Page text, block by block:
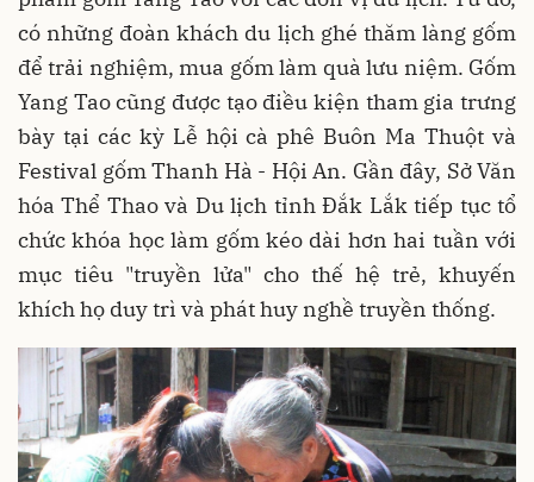
có những đoàn khách du lịch ghé thăm làng gốm
để trải nghiệm, mua gốm làm quà lưu niệm. Gốm
Yang Tao cũng được tạo điều kiện tham gia trưng
bày tại các kỳ Lễ hội cà phê Buôn Ma Thuột và
Festival gốm Thanh Hà - Hội An. Gần đây, Sở Văn
hóa Thể Thao và Du lịch tỉnh Đắk Lắk tiếp tục tổ
chức khóa học làm gốm kéo dài hơn hai tuần với
mục tiêu "truyền lửa" cho thế hệ trẻ, khuyến
khích họ duy trì và phát huy nghề truyền thống.